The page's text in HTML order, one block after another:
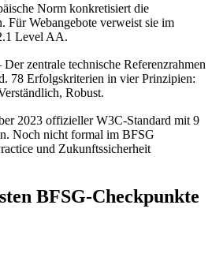
Norm konkretisiert die
Für Webangebote verweist sie im
Level AA.
Der zentrale technische Referenzrahmen
78 Erfolgskriterien in vier Prinzipien:
Robust.
2023 offizieller W3C-Standard mit 9
Noch nicht formal im BFSG
und Zukunftssicherheit
BFSG-Checkpunkte